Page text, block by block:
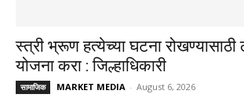
स्त्री भ्रूण हत्येच्या घटना रोखण्यासाठी
योजना करा : जिल्हाधिकारी
सामाजिक MARKET MEDIA - August 6, 2026